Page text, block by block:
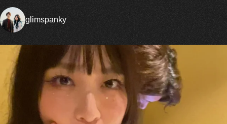
glimspanky